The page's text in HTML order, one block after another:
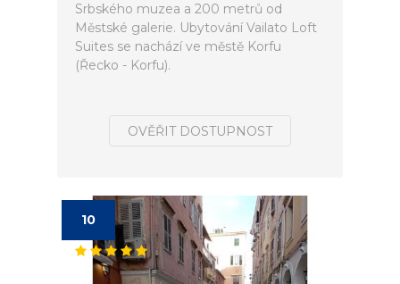
Srbského muzea a 200 metrů od
Městské galerie. Ubytování Vailato Loft
Suites se nachází ve městě Korfu
(Řecko - Korfu).
OVĚŘIT DOSTUPNOST
10